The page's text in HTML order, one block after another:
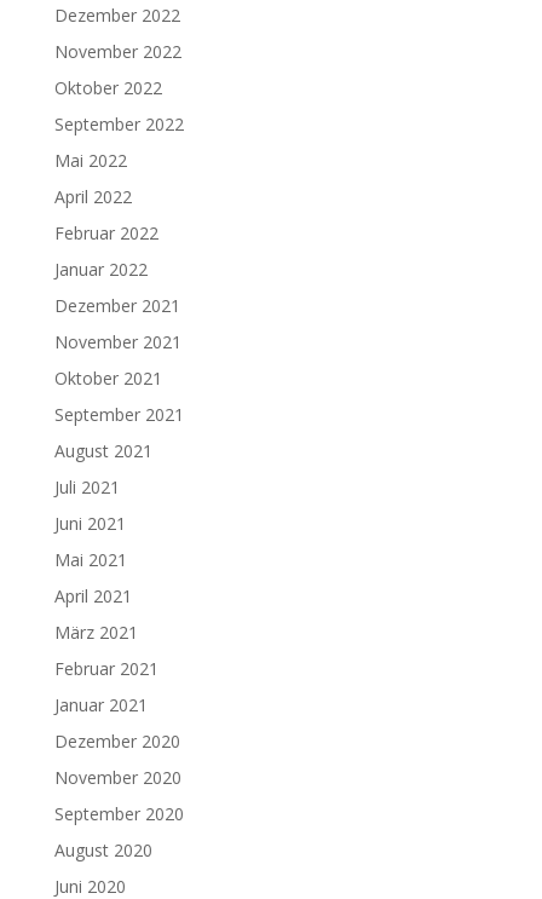
Dezember 2022
November 2022
Oktober 2022
September 2022
Mai 2022
April 2022
Februar 2022
Januar 2022
Dezember 2021
November 2021
Oktober 2021
September 2021
August 2021
Juli 2021
Juni 2021
Mai 2021
April 2021
März 2021
Februar 2021
Januar 2021
Dezember 2020
November 2020
September 2020
August 2020
Juni 2020